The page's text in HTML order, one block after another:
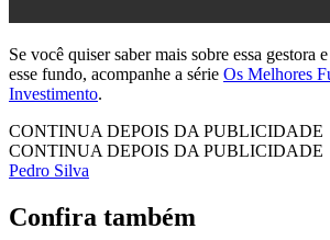
Se você quiser saber mais sobre essa gestora
esse fundo, acompanhe a série Os Melhores
Investimento.
CONTINUA DEPOIS DA PUBLICIDADE
CONTINUA DEPOIS DA PUBLICIDADE
Pedro Silva
Confira também